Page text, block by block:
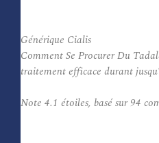
Générique Cialis
Comment Se Procurer Du
traitement efficace durant
Note 4.1 étoiles, basé sur 94